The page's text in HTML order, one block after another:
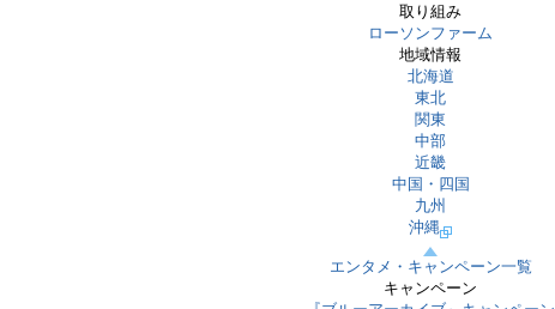
取り組み
ローソンファーム
地域情報
北海道
東北
関東
中部
近畿
中国・四国
九州
沖縄
エンタメ・キャンペーン一覧
キャンペーン